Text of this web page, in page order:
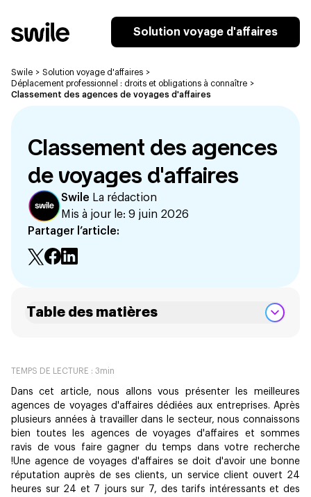
Solution voyage d'affaires
Swile > Solution voyage d'affaires >
Déplacement professionnel : droits et obligations à connaître >
Classement des agences de voyages d'affaires
Classement des agences
de voyages d'affaires
Swile La rédaction
Mis à jour le: 9 juin 2026
Partager l’article:
TEMPS DE LECTURE : 3min
Dans cet article, nous allons vous présenter les meilleures
agences de voyages d'affaires dédiées aux entreprises. Après
plusieurs années à travailler dans le secteur, nous connaissons
bien toutes les agences de voyages d'affaires et sommes
ravis de vous faire gagner du temps dans votre recherche
!Une agence de voyages d'affaires se doit d'avoir une bonne
réputation auprès de ses clients, un service client ouvert 24
heures sur 24 et 7 jours sur 7, des tarifs intéressants et des
Table des matières